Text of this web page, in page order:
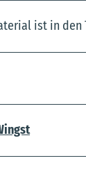
ist in